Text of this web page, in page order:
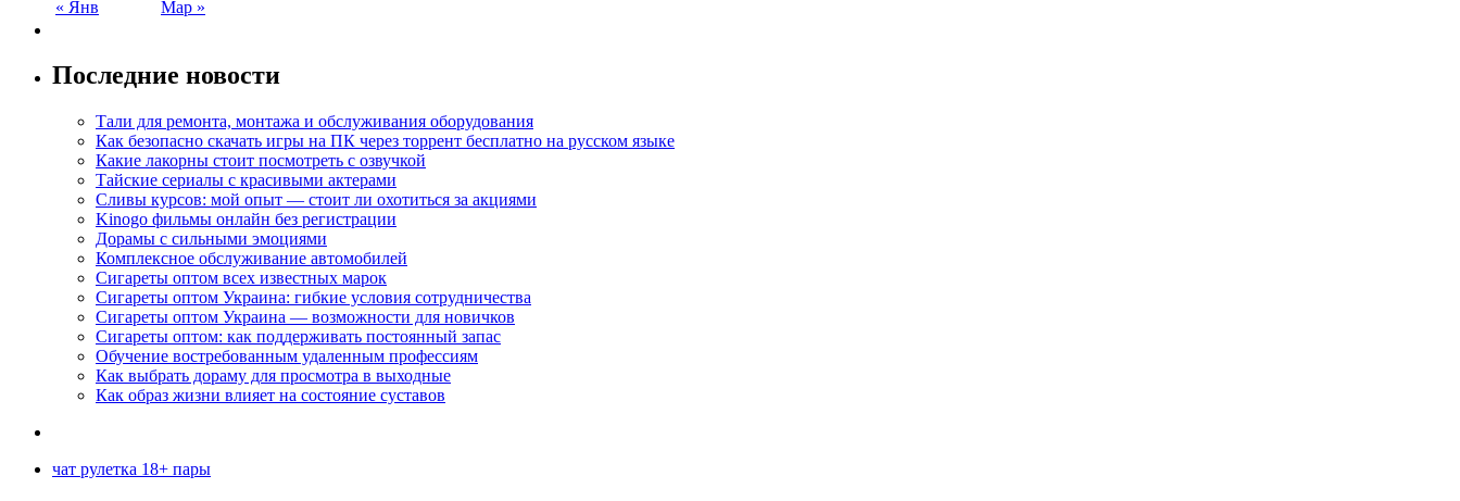
« Янв Мар »
Последние новости
Тали для ремонта, монтажа и обслуживания оборудования
Как безопасно скачать игры на ПК через торрент бесплатно на русском языке
Какие лакорны стоит посмотреть с озвучкой
Тайские сериалы с красивыми актерами
Сливы курсов: мой опыт — стоит ли охотиться за акциями
Kinogo фильмы онлайн без регистрации
Дорамы с сильными эмоциями
Комплексное обслуживание автомобилей
Сигареты оптом всех известных марок
Сигареты оптом Украина: гибкие условия сотрудничества
Сигареты оптом Украина — возможности для новичков
Сигареты оптом: как поддерживать постоянный запас
Обучение востребованным удаленным профессиям
Как выбрать дораму для просмотра в выходные
Как образ жизни влияет на состояние суставов
чат рулетка 18+ пары